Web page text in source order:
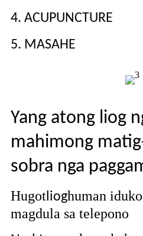
4. ACUPUNCTURE
5. MASAHE
Yang atong liog
mahimong
sobra nga
Hugotlioghuman
magdula sa telepono